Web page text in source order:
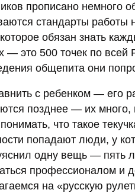
прописано немного
стандарты
обязан знать
— это 500 точек по
общепита они
с ребенком — его
позднее — их
что такое
попадают люди, у
одну вещь — пять
профессионалом и
на «русскую